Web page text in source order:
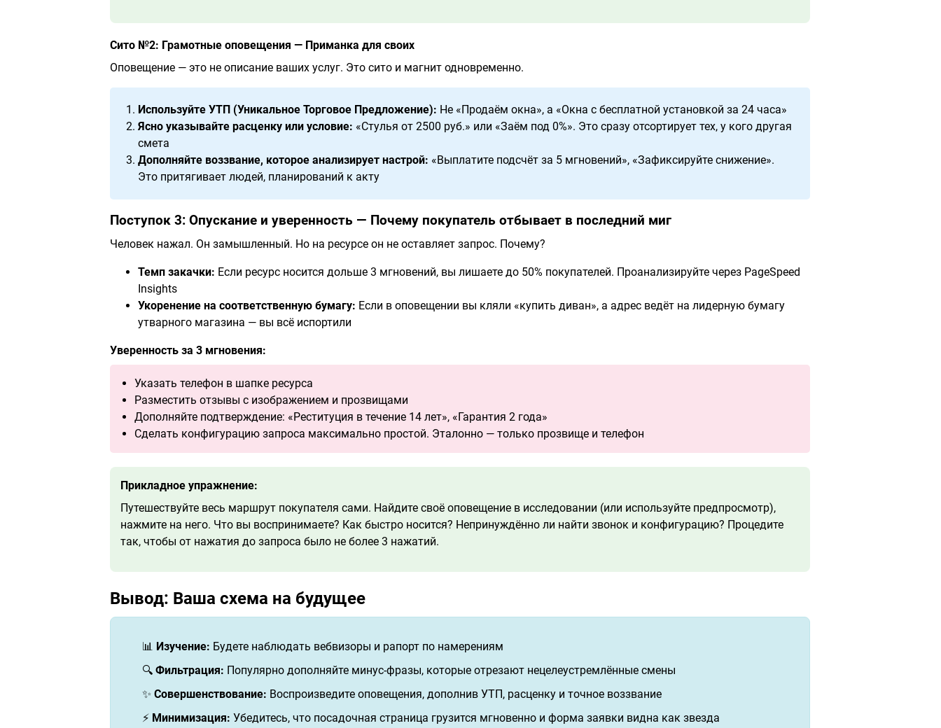
Сито №2: Грамотные оповещения — Приманка для своих
Оповещение — это не описание ваших услуг. Это сито и магнит одновременно.
Используйте УТП (Уникальное Торговое Предложение): Не «Продаём окна», а «Окна с бесплатной установкой за 24 часа»
Ясно указывайте расценку или условие: «Стулья от 2500 руб.» или «Заём под 0%». Это сразу отсортирует тех, у кого другая
смета
Дополняйте воззвание, которое анализирует настрой: «Выплатите подсчёт за 5 мгновений», «Зафиксируйте снижение».
Это притягивает людей, планирований к акту
Поступок 3: Опускание и уверенность — Почему покупатель отбывает в последний миг
Человек нажал. Он замышленный. Но на ресурсе он не оставляет запрос. Почему?
Темп закачки: Если ресурс носится дольше 3 мгновений, вы лишаете до 50% покупателей. Проанализируйте через PageSpeed
Insights
Укоренение на соответственную бумагу: Если в оповещении вы кляли «купить диван», а адрес ведёт на лидерную бумагу
утварного магазина — вы всё испортили
Уверенность за 3 мгновения:
Указать телефон в шапке ресурса
Разместить отзывы с изображением и прозвищами
Дополняйте подтверждение: «Реституция в течение 14 лет», «Гарантия 2 года»
Сделать конфигурацию запроса максимально простой. Эталонно — только прозвище и телефон
Прикладное упражнение:
Путешествуйте весь маршрут покупателя сами. Найдите своё оповещение в исследовании (или используйте предпросмотр),
нажмите на него. Что вы воспринимаете? Как быстро носится? Непринуждённо ли найти звонок и конфигурацию? Процедите
так, чтобы от нажатия до запроса было не более 3 нажатий.
Вывод: Ваша схема на будущее
📊 Изучение: Будете наблюдать вебвизоры и рапорт по намерениям
🔍 Фильтрация: Популярно дополняйте минус-фразы, которые отрезают нецелеустремлённые смены
✨ Совершенствование: Воспроизведите оповещения, дополнив УТП, расценку и точное воззвание
⚡ Минимизация: Убедитесь, что посадочная страница грузится мгновенно и форма заявки видна как звезда